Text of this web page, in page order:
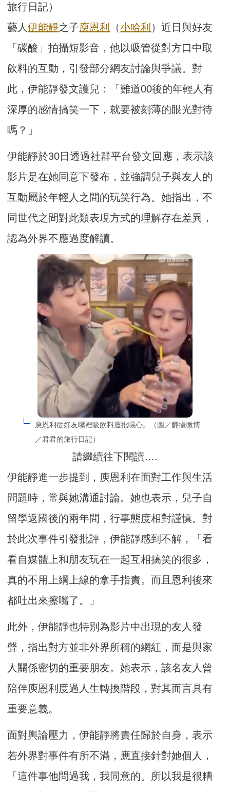
旅行日記）
藝人伊能靜之子庾恩利 （小哈利 ）近日與好友
「碳酸」拍攝短影音，他以吸管從對方口中取
飲料的互動，引發部分網友討論與爭議。對
此，伊能靜發文護兒：「難道00後的年輕人有
深厚的感情搞笑一下，就要被刻薄的眼光對待
嗎？」
伊能靜於30日透過社群平台發文回應，表示該
影片是在她同意下發布，並強調兒子與友人的
互動屬於年輕人之間的玩笑行為。她指出，不
同世代之間對此類表現方式的理解存在差異，
認為外界不應過度解讀。
庾恩利從好友嘴裡吸飲料遭批噁心。（圖／翻攝微博
／君君的旅行日記）
請繼續往下閱讀….
伊能靜進一步提到，庾恩利在面對工作與生活
問題時，常與她溝通討論。她也表示，兒子自
留學返國後的兩年間，行事態度相對謹慎。對
於此次事件引發批評，伊能靜感到不解，「看
看自媒體上和朋友玩在一起互相搞笑的很多，
真的不用上綱上線的拿手指責。而且恩利後來
都吐出來擦嘴了。」
此外，伊能靜也特別為影片中出現的友人發
聲，指出對方並非外界所稱的網紅，而是與家
人關係密切的重要朋友。她表示，該名友人曾
陪伴庾恩利度過人生轉換階段，對其而言具有
重要意義。
面對輿論壓力，伊能靜將責任歸於自身，表示
若外界對事件有所不滿，應直接針對她個人，
「這件事他問過我，我同意的。所以我是很糟